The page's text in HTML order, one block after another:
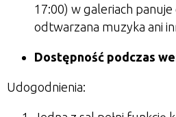
17:00) w galeriach panuje
odtwarzana muzyka ani
Dostępność podczas
Udogodnienia: